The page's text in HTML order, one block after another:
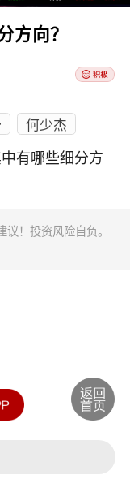
方向？
何少杰
有哪些细分方
！投资风险自负。